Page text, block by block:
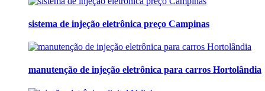
sistema de injeção eletrônica preço Campinas
manutenção de injeção eletrônica para carros Hortolândia